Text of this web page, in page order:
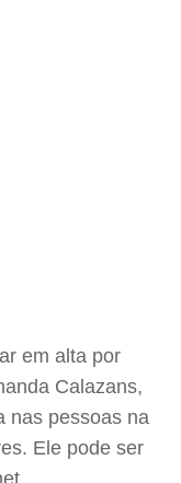
em alta por
Calazans,
nas pessoas na
Ele pode ser